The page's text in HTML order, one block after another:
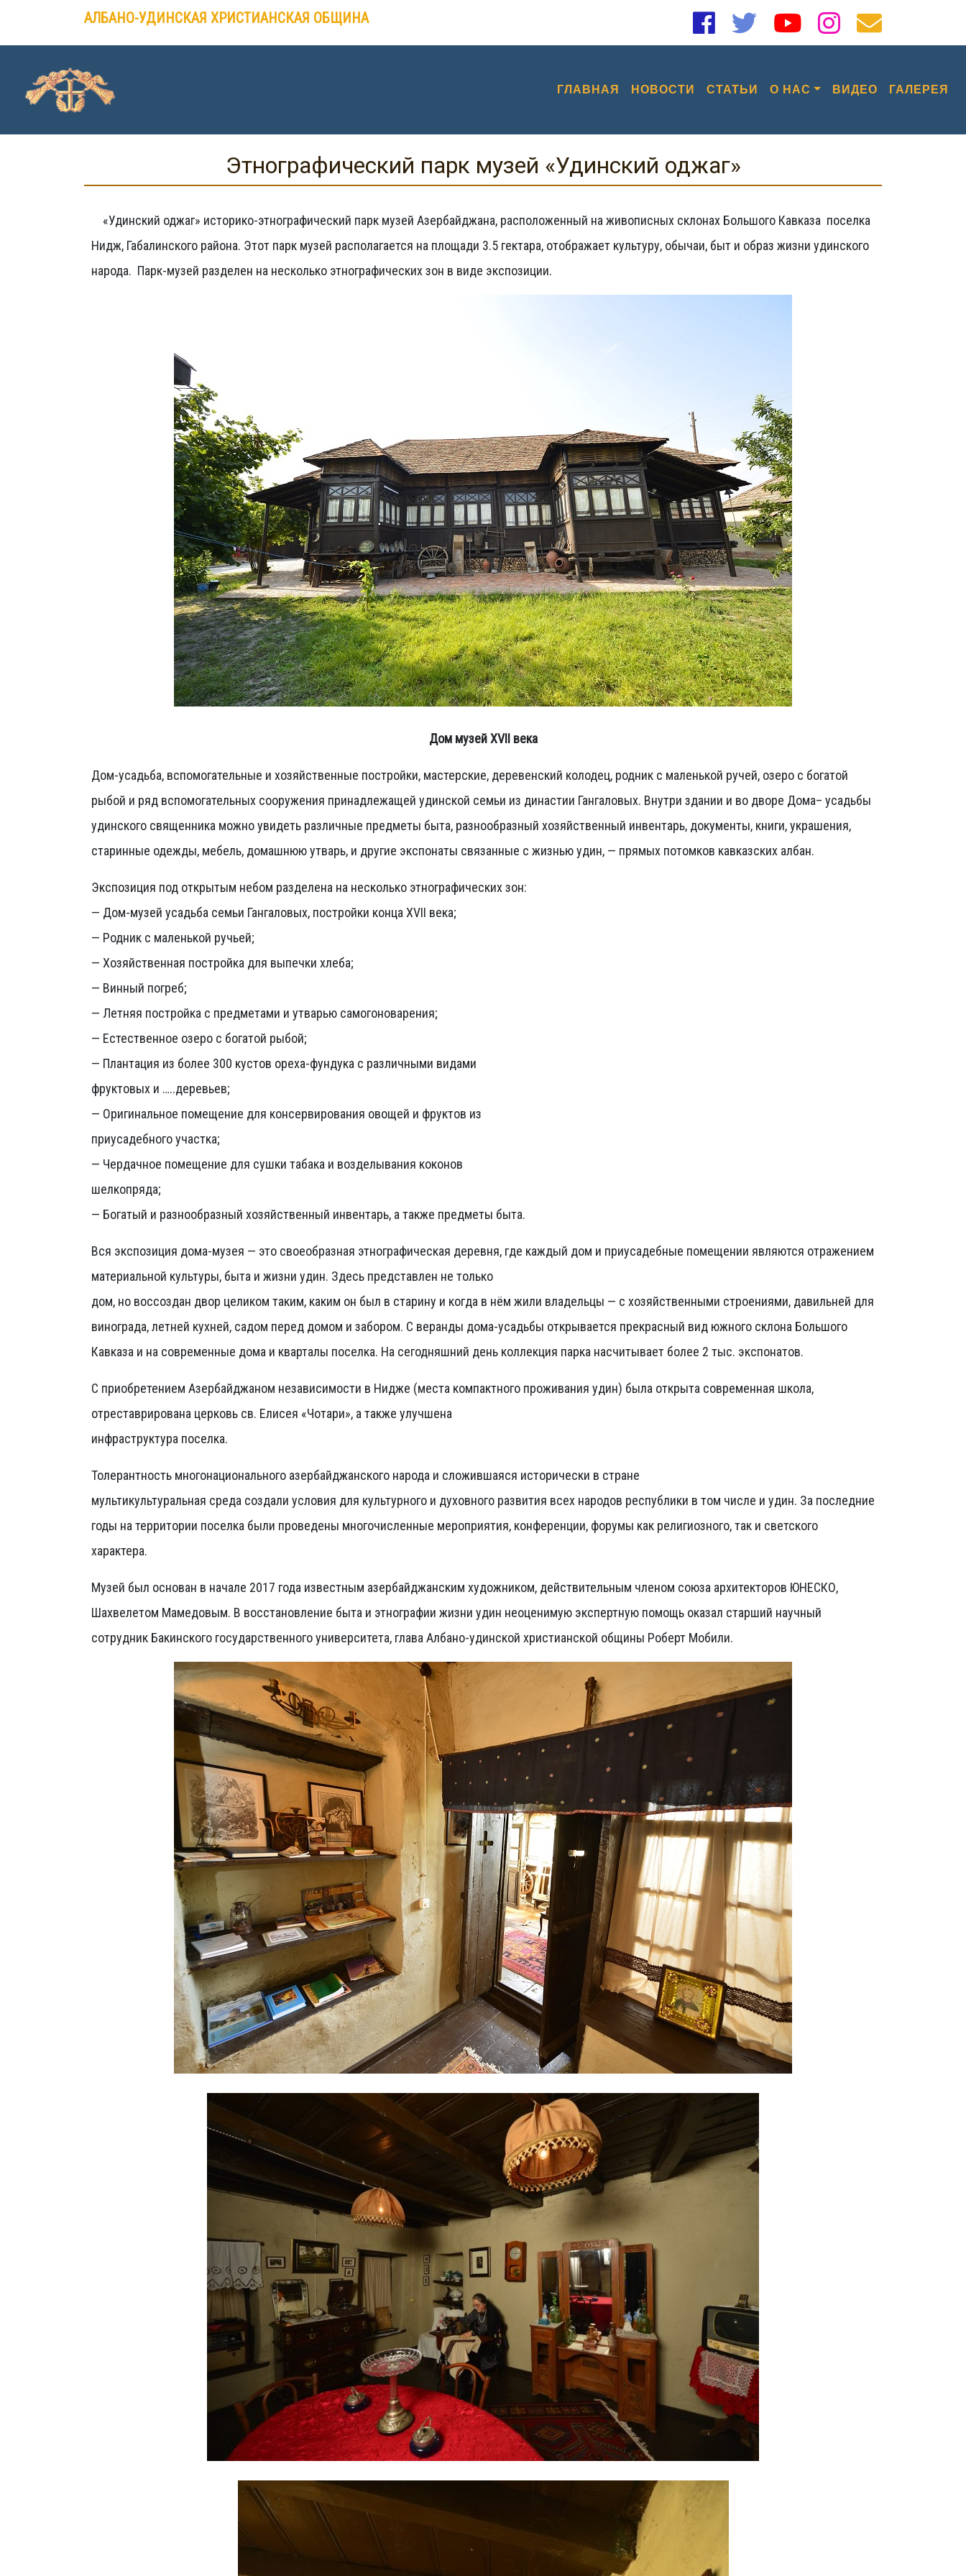
content
АЛБАНО-УДИНСКАЯ ХРИСТИАНСКАЯ ОБЩИНА
ГЛАВНАЯ НОВОСТИ СТАТЬИ О НАС ВИДЕО ГАЛЕРЕЯ
Этнографический парк музей «Удинский оджаг»
«Удинский оджаг» историко-этнографический парк музей Азербайджана, расположенный на живописных склонах Большого Кавказа поселка
Нидж, Габалинского района. Этот парк музей располагается на площади 3.5 гектара, отображает культуру, обычаи, быт и образ жизни удинского
народа. Парк-музей разделен на несколько этнографических зон в виде экспозиции.
Дом музей XVII века
Дом-усадьба, вспомогательные и хозяйственные постройки, мастерские, деревенский колодец, родник с маленькой ручей, озеро с богатой
рыбой и ряд вспомогательных сооружения принадлежащей удинской семьи из династии Гангаловых. Внутри здании и во дворе Дома– усадьбы
удинского священника можно увидеть различные предметы быта, разнообразный хозяйственный инвентарь, документы, книги, украшения,
старинные одежды, мебель, домашнюю утварь, и другие экспонаты связанные с жизнью удин, — прямых потомков кавказских албан.
Экспозиция под открытым небом разделена на несколько этнографических зон:
— Дом-музей усадьба семьи Гангаловых, постройки конца XVII века;
— Родник с маленькой ручьей;
— Хозяйственная постройка для выпечки хлеба;
— Винный погреб;
— Летняя постройка с предметами и утварью самогоноварения;
— Естественное озеро с богатой рыбой;
— Плантация из более 300 кустов ореха-фундука с различными видами
фруктовых и …..деревьев;
— Оригинальное помещение для консервирования овощей и фруктов из
приусадебного участка;
— Чердачное помещение для сушки табака и возделывания коконов
шелкопряда;
— Богатый и разнообразный хозяйственный инвентарь, а также предметы быта.
Вся экспозиция дома-музея — это своеобразная этнографическая деревня, где каждый дом и приусадебные помещении являются отражением
материальной культуры, быта и жизни удин. Здесь представлен не только
дом, но воссоздан двор целиком таким, каким он был в старину и когда в нём жили владельцы — с хозяйственными строениями, давильней для
винограда, летней кухней, садом перед домом и забором. С веранды дома-усадьбы открывается прекрасный вид южного склона Большого
Кавказа и на современные дома и кварталы поселка. На сегодняшний день коллекция парка насчитывает более 2 тыс. экспонатов.
С приобретением Азербайджаном независимости в Нидже (места компактного проживания удин) была открыта современная школа,
отреставрирована церковь св. Елисея «Чотари», а также улучшена
инфраструктура поселка.
Толерантность многонационального азербайджанского народа и сложившаяся исторически в стране
мультикультуральная среда создали условия для культурного и духовного развития всех народов республики в том числе и удин. За последние
годы на территории поселка были проведены многочисленные мероприятия, конференции, форумы как религиозного, так и светского
характера.
Музей был основан в начале 2017 года известным азербайджанским художником, действительным членом союза архитекторов ЮНЕСКО,
Шахвелетом Мамедовым. В восстановление быта и этнографии жизни удин неоценимую экспертную помощь оказал старший научный
сотрудник Бакинского государственного университета, глава Албано-удинской христианской общины Роберт Мобили.